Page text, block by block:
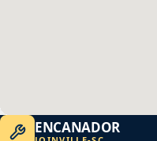
ENCANADOR